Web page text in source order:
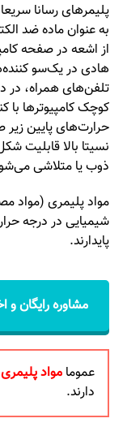
پلیمرهای رسانا
به عنوان ماده ضد
از اشعه در صفحه
هادی در یک‌سو
تلفن‌های همراه، در
کوچک کامپیوتر‌ها با
حرارت‌های پایین
نسیتا بالا قابلیت
ذوب یا متلاشی
مواد پلیمری (مواد
شیمیایی در درجه
پایدارند.
مشاوره رایگان و
عمومامواد پلیمری
دارند.